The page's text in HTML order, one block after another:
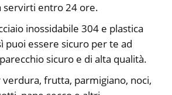
servirti entro 24 ore.
inossidabile 304 e plastica
puoi essere sicuro per te ad
sicuro e di alta qualità.
frutta, parmigiano, noci,